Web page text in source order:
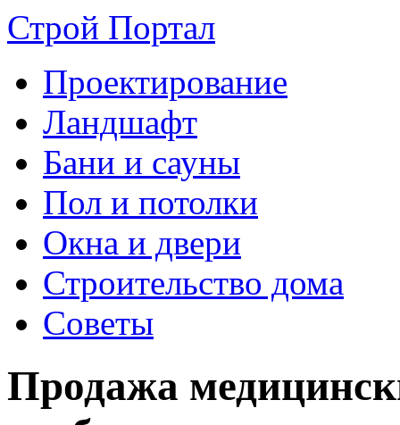
Строй Портал
Проектирование
Ландшафт
Бани и сауны
Пол и потолки
Окна и двери
Строительство дома
Советы
Продажа